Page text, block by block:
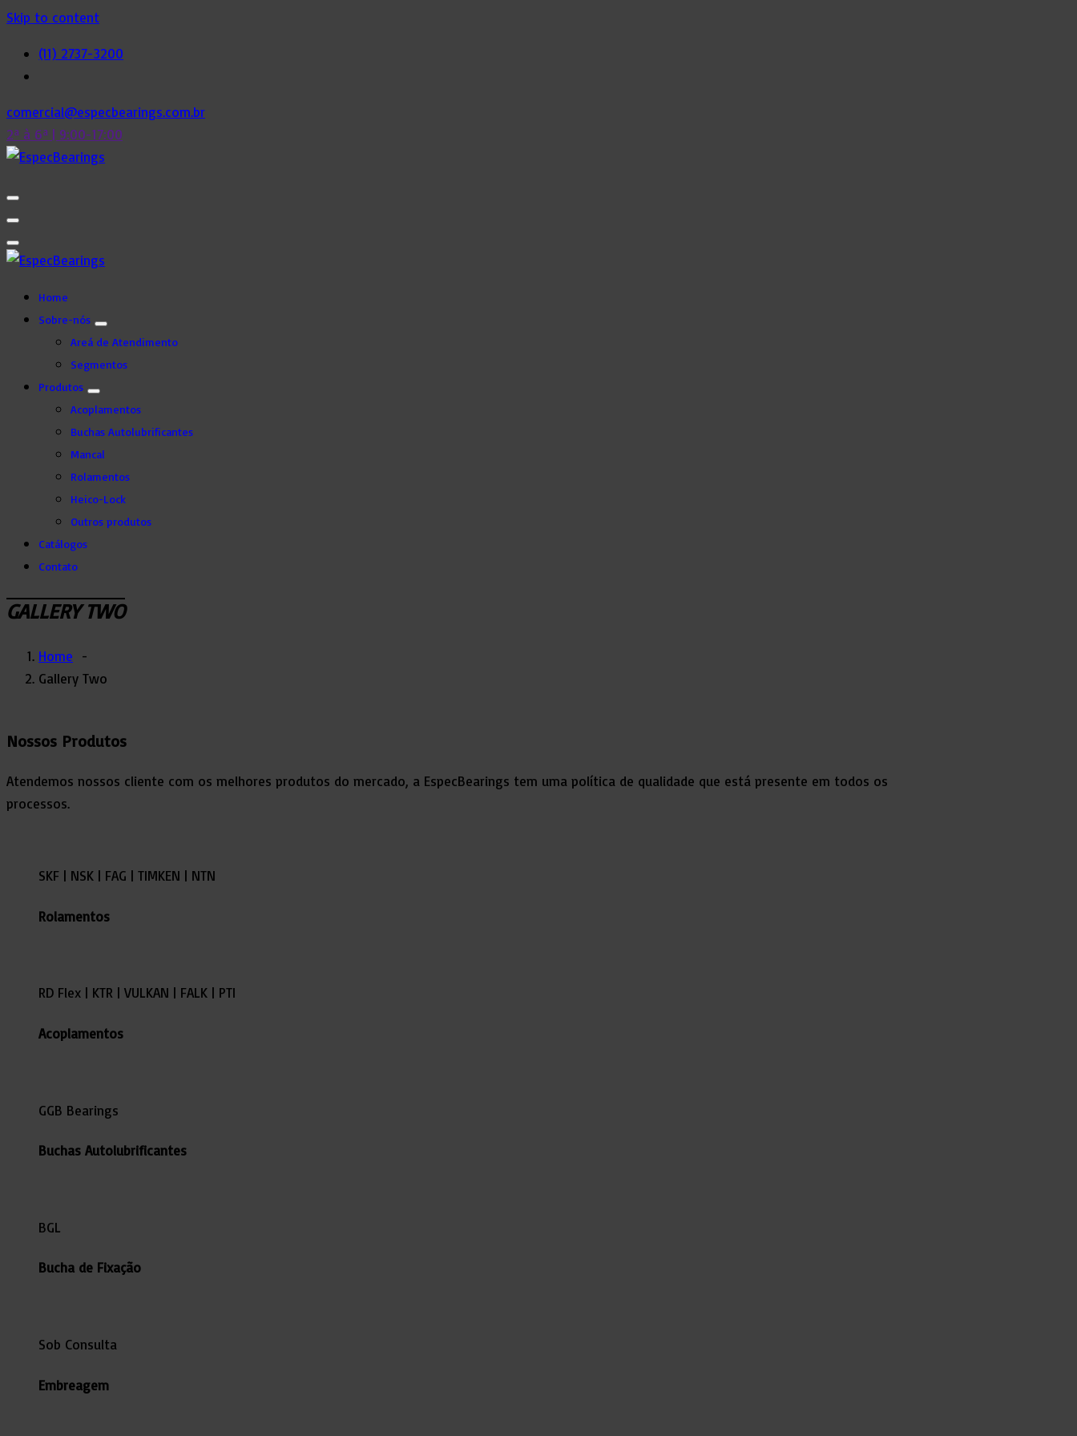
Skip to content
(11) 2737-3200
comercial@especbearings.com.br
2ª à 6ª | 9:00-17:00
Home
Sobre-nós
Areá de Atendimento
Segmentos
Produtos
Acoplamentos
Buchas Autolubrificantes
Mancal
Rolamentos
Heico-Lock
Outros produtos
Catálogos
Contato
GALLERY TWO
Home -
Gallery Two
Nossos Produtos
Atendemos nossos cliente com os melhores produtos do mercado, a EspecBearings tem uma política de qualidade que está presente em todos os
processos.
SKF | NSK | FAG | TIMKEN | NTN
Rolamentos
RD Flex | KTR | VULKAN | FALK | PTI
Acoplamentos
GGB Bearings
Buchas Autolubrificantes
BGL
Bucha de Fixação
Sob Consulta
Embreagem